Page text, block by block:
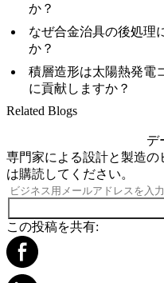
か？
なぜ合金治具の後処理
か？
積層造形は太陽熱発電
に貢献しますか？
Related Blogs
デ
専門家による設計と製造
は購読してください。
この投稿を共有: